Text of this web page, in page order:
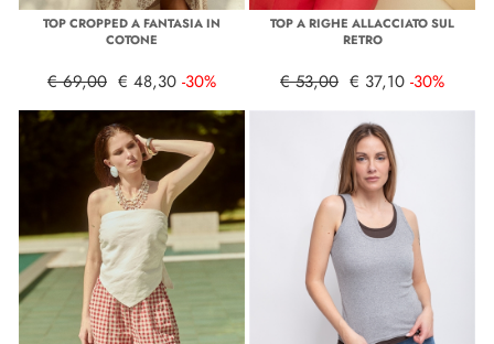
TOP CROPPED A FANTASIA IN
COTONE
€ 69,00 € 48,30 -30%
TOP A RIGHE ALLACCIATO SUL
RETRO
€ 53,00 € 37,10 -30%